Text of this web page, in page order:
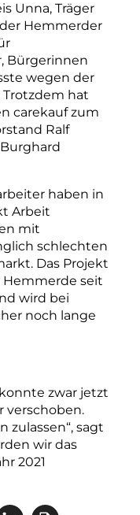
Unna, Träger
Hemmerder
Bürgerinnen
wegen der
Trotzdem hat
carekauf zum
Ralf
haben in
Arbeit
mit
schlechten
Das Projekt
seit
wird bei
noch lange
zwar jetzt
verschoben.
zulassen“, sagt
wir das
2021